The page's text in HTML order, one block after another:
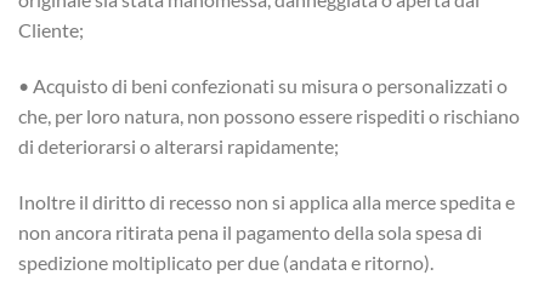
Cliente;
• Acquisto di beni confezionati su misura o personalizzati o
che, per loro natura, non possono essere rispediti o rischiano
di deteriorarsi o alterarsi rapidamente;
Inoltre il diritto di recesso non si applica alla merce spedita e
non ancora ritirata pena il pagamento della sola spesa di
spedizione moltiplicato per due (andata e ritorno).